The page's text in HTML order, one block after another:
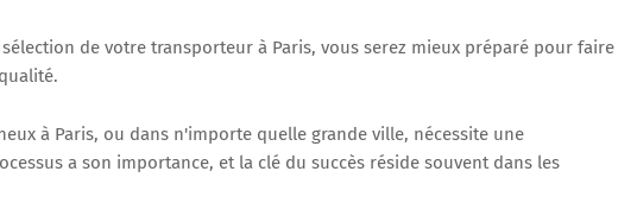
de votre transporteur à Paris, vous serez mieux préparé pour faire
à Paris, ou dans n'importe quelle grande ville, nécessite une
a son importance, et la clé du succès réside souvent dans les